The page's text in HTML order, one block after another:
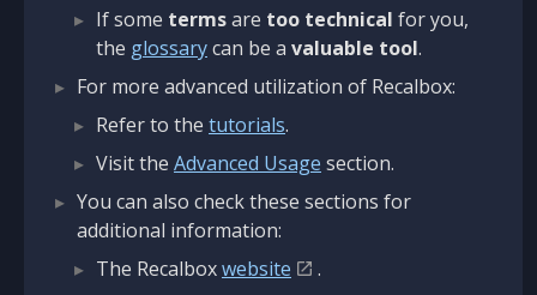
If some termsare too technical for you,
the glossarycan be a valuable tool.
For more advanced utilization of Recalbox:
Refer to the tutorials.
Visit the Advanced Usage section.
You can also check these sections for
additional information:
The Recalboxwebsite
.